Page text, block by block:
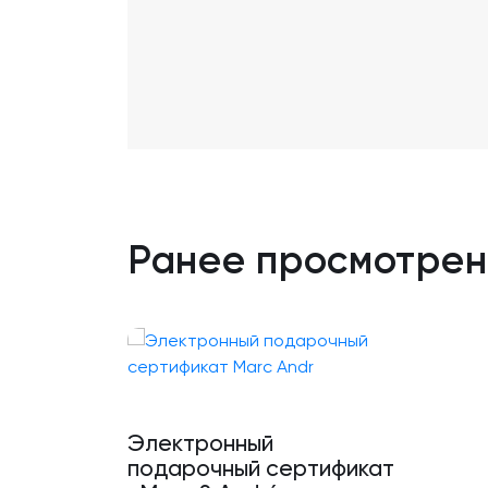
Ранее
Электронный
подарочный сертификат